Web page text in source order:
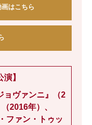
はこちら
】
ョヴァンニ』（2
2016年）、
ファン・トゥッ